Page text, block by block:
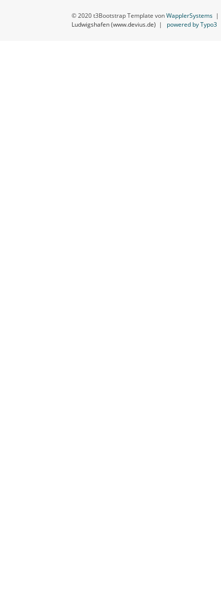
© 2020 t3Bootstrap Template vonWapplerSystems
Ludwigshafen (www.devius.de) | powered by Typo3